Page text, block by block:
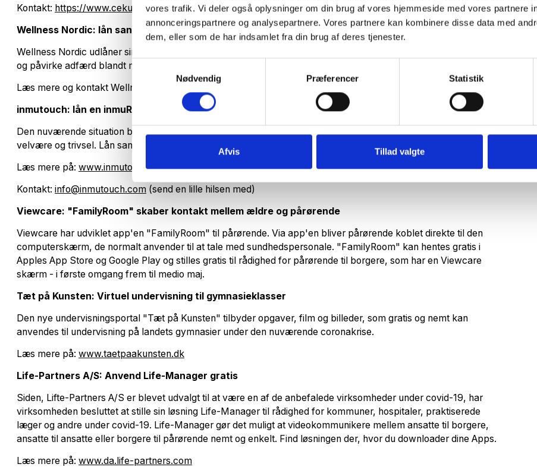
vores trafik. Vi deler også oplysninger om din brug af vores hjemmeside med vores partnere
annonceringspartnere og analysepartnere. Vores partnere kan kombinere disse data med
dem, eller som de har indsamlet fra din brug af deres tjenester.
Samtykkevalg
Nødvendig
Præferencer Statistik
Afvis Tillad valgte
Kontakt: https://www.cekura.dk/offentlig-kontakt-udlaan/
Wellness Nordic: lån sansestole til beboere og patienter
Wellness Nordic udlåner sine sansestole til beboere og patienter, som ved hjælp af stimuli kan skabe ro, tryghed
og påvirke adfærd blandt mange målgrupper.
Læs mere og kontakt Wellness Nordic på:
www.wellnessnordic.com
inmutouch: lån en inmuRELAX i 30 dage
Den nuværende situation betyder, at mange ældre bliver afskåret fra fysisk kontakt, hvilket går ud over deres
velvære og trivsel. Lån sansepuden inmuRELAX i 30 dage hos inmutouch. Begrænset antal.
Læs mere på: www.inmutouch.com
Kontakt: info@inmutouch.com (send en lille hilsen med)
Viewcare: "FamilyRoom" skaber kontakt mellem ældre og pårørende
Viewcare har udviklet app'en "FamilyRoom" til pårørende. Via app'en bliver pårørende koblet direkte til den
computerskærm, de normalt anvender til at tale med sundhedspersonale. "FamilyRoom" kan hentes gratis i
Apples App Store og Google Play og stilles gratis til rådighed for pårørende til borgere, som har en Viewcare
skærm - i første omgang frem til medio maj.
Tæt på Kunsten: Virtuel undervisning til gymnasieklasser
Den nye undervisningsportal "Tæt på Kunsten" tilbyder opgaver, film og billeder, som gratis og nemt kan
anvendes til undervisning på landets gymnasier under den nuværende coronakrise.
Læs mere på: www.taetpaakunsten.dk
Life-Partners A/S: Anvend Life-Manager gratis
Siden, Lifte-Partners A/S er blevet udvalgt til at være en af de anbefalede virksomheder under covid-19, har
virksomheden besluttet at stille sin løsning Life-Manager til rådighed for kommuner, hospitaler, praktiserede
læger og andre under covid-19. Life-Manager gør det muligt at videokommunikere mellem ansatte til borgere,
ansatte til ansatte eller borgere til pårørende nemt og enkelt. Find løsningen der, hvor du downloader dine Apps.
Læs mere på: www.da.life-partners.com